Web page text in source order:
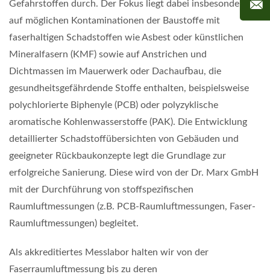
Gefahrstoffen durch. Der Fokus liegt dabei insbesondere
auf möglichen Kontaminationen der Baustoffe mit
faserhaltigen Schadstoffen wie Asbest oder künstlichen
Mineralfasern (KMF) sowie auf Anstrichen und
Dichtmassen im Mauerwerk oder Dachaufbau, die
gesundheitsgefährdende Stoffe enthalten, beispielsweise
polychlorierte Biphenyle (PCB) oder polyzyklische
aromatische Kohlenwasserstoffe (PAK). Die Entwicklung
detaillierter Schadstoffübersichten von Gebäuden und
geeigneter Rückbaukonzepte legt die Grundlage zur
erfolgreiche Sanierung. Diese wird von der Dr. Marx GmbH
mit der Durchführung von stoffspezifischen
Raumluftmessungen (z.B. PCB-Raumluftmessungen, Faser-
Raumluftmessungen) begleitet.
Als akkreditiertes Messlabor halten wir von der
Faserraumluftmessung bis zu deren